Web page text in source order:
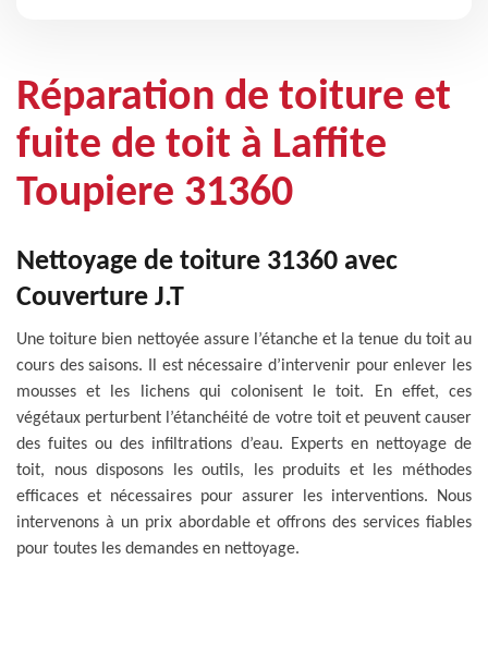
Réparation de toiture et
fuite de toit à Laffite
Toupiere 31360
Nettoyage de toiture 31360 avec
Couverture J.T
Une toiture bien nettoyée assure l’étanche et la tenue du toit au
cours des saisons. Il est nécessaire d’intervenir pour enlever les
mousses et les lichens qui colonisent le toit. En effet, ces
végétaux perturbent l’étanchéité de votre toit et peuvent causer
des fuites ou des infiltrations d’eau. Experts en nettoyage de
toit, nous disposons les outils, les produits et les méthodes
efficaces et nécessaires pour assurer les interventions. Nous
intervenons à un prix abordable et offrons des services fiables
pour toutes les demandes en nettoyage.